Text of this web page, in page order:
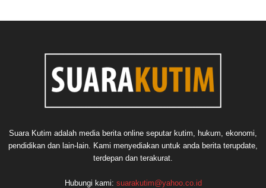
Suara Kutim adalah media berita online seputar kutim, hukum, ekonomi,
pendidikan dan lain-lain. Kami menyediakan untuk anda berita terupdate,
terdepan dan terakurat.
Hubungi kami: suarakutim@yahoo.co.id